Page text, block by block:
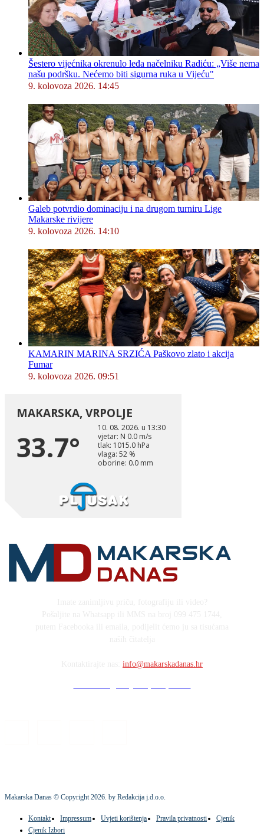
Šestero vijećnika okrenulo leđa načelniku Radiću: „Više nema
našu podršku. Nećemo biti sigurna ruka u Vijeću"
9. kolovoza 2026. 14:45
Galeb potvrdio dominaciju i na drugom turniru Lige
Makarske rivijere
9. kolovoza 2026. 14:10
KAMARIN MARINA SRZIĆA Paškovo zlato i akcija
Fumar
9. kolovoza 2026. 09:51
info@makarskadanas.hr
Makarska Danas © Copyright2026. by Redakcija j.d.o.o.
Kontakt Impressum Uvjeti korištenja Pravila privatnosti
Cjenik
Cjenik Izbori